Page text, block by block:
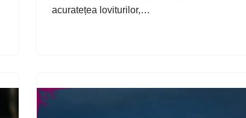
acuratețea loviturilor,…